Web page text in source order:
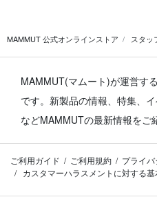
MAMMUT 公式オンラインストア スタッ
MAMMUT(マムート)が運営す
です。 新製品の情報、特集、
などMAMMUTの最新情報をご
ご利用ガイド ご利用規約
プライ
カスタマーハラスメントに対する